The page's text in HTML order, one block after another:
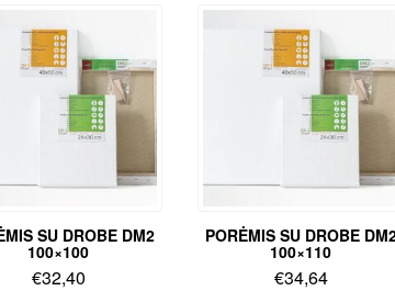
SU DROBE DM2
100×100
€32,40
PORĖMIS SU DROBE
100×110
€34,64